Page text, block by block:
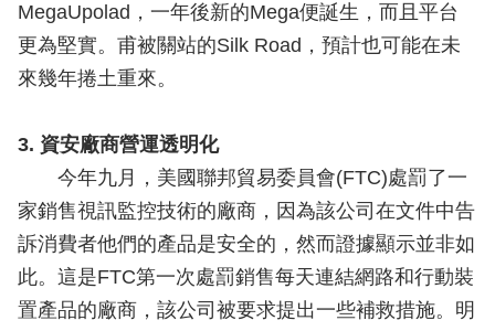
MegaUpolad，一年後新的Mega便誕生，而且平台
更為堅實。甫被關站的Silk Road，預計也可能在未
來幾年捲土重來。
3. 資安廠商營運透明化
今年九月，美國聯邦貿易委員會(FTC)處罰了一
家銷售視訊監控技術的廠商，因為該公司在文件中告
訴消費者他們的產品是安全的，然而證據顯示並非如
此。這是FTC第一次處罰銷售每天連結網路和行動裝
置產品的廠商，該公司被要求提出一些補救措施。明